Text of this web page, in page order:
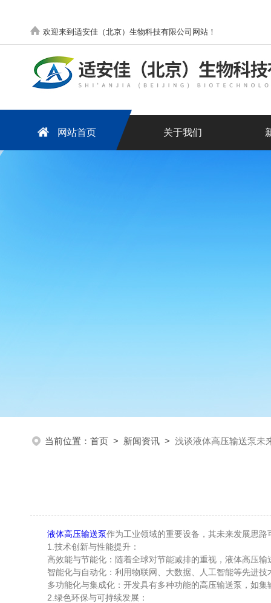
欢迎来到适安佳（北京）生物科技有限公司网站！
网站首页 关于我们
当前位置： 首页 > 新闻资讯 > 浅谈液体高压输送泵未
液体高压输送泵作为工业领域的重要设备，其未来发展思
1.技术创新与性能提升：
高效能与节能化：随着全球对节能减排的重视，液体高压输
智能化与自动化：利用物联网、大数据、人工智能等先进技
多功能化与集成化：开发具有多种功能的高压输送泵，如集
2.绿色环保与可持续发展：